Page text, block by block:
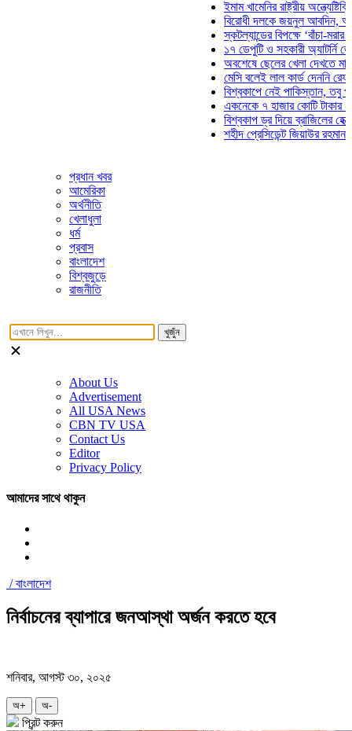
ইমাম খামেনির রাষ্ট্রীয়
বিরোধী দলকে জয়নুল আবদিন,
স্কটল্যান্ডের বিপক্ষে ‘বাঁচা-মরার
১৭ ডেপুটি ও সহকারী অ্যাটর্নি
অবশেষে ছেলের খেলা দেখতে মাঠে
মেসি বলেই লাল কার্ড দেননি রেফারি!
বিশ্বকাপে নেই পাকিস্তান, তবু
একনেকে ৭ হাজার কোটি টাকার ৫
বিশ্বকাপ ড্র দিয়ে ব্রাজিলের হেক্সা
শহীদ প্রেসিডেন্ট জিয়াউর রহমান
প্রধান খবর
আমেরিকা
অর্থনীতি
খেলাধুলা
ধর্ম
প্রবাস
বাংলাদেশ
বিশ্বজুড়ে
রাজনীতি
খুজুঁন
About Us
Advertisement
All USA News
CBN TV USA
Contact Us
Editor
Privacy Policy
আমাদের সাথে থাকুন
/বাংলাদেশ
নির্বাচনের ব্যাপারে জনআস্থা অর্জন করতে হবে
শনিবার, আগস্ট ৩০, ২০২৫
অ+ অ-
প্রিন্ট করুন